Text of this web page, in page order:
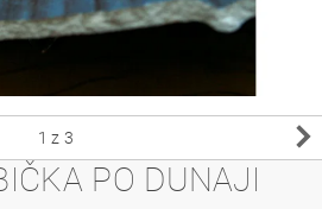
1 z 3
PO DUNAJI